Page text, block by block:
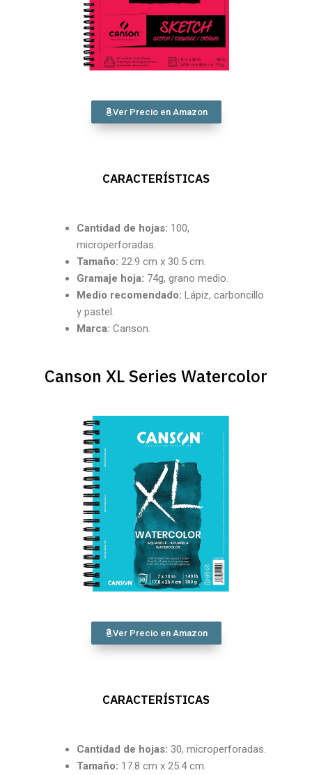
Ver Precio en Amazon
CARACTERÍSTICAS
Cantidad de hojas: 100,
microperforadas.
Tamaño: 22.9 cm x 30.5 cm.
Gramaje hoja: 74g, grano medio.
Medio recomendado: Lápiz, carboncillo
y pastel.
Marca: Canson.
Canson XL Series Watercolor
Ver Precio en Amazon
CARACTERÍSTICAS
Cantidad de hojas: 30, microperforadas.
Tamaño: 17.8 cm x 25.4 cm.